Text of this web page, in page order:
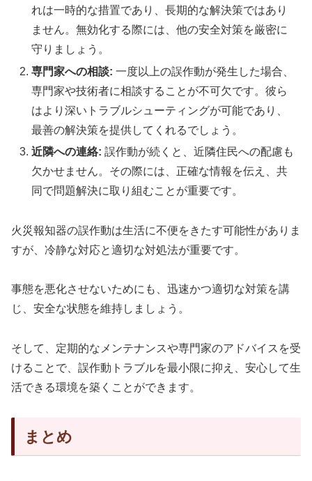
れは一時的な措置であり、長期的な解決策ではあり
ません。無効化する際には、他の安全対策を厳密に
守りましょう。
専門家への相談: 一度以上の誤作動が発生した場合、
専門家や技術者に相談することが不可欠です。彼ら
はより深いトラブルシューティングが可能であり、
最善の解決策を提供してくれるでしょう。
近隣への連絡: 誤作動が続くと、近隣住民への配慮も
欠かせません。その際には、正確な情報を伝え、共
同で問題解決に取り組むことが重要です。
火災報知器の誤作動は生活に不便をきたす可能性がありま
すが、冷静な対応と適切な対処法が重要です。
事態を悪化させないためにも、迅速かつ適切な対策を講
じ、安全な状態を維持しましょう。
そして、定期的なメンテナンスや専門家のアドバイスを受
けることで、誤作動トラブルを最小限に抑え、安心して生
活できる環境を築くことができます。
まとめ